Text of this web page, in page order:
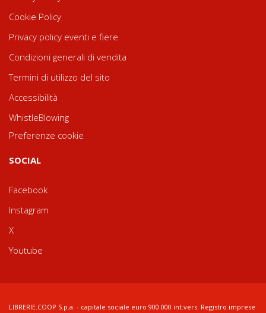
Cookie Policy
Privacy policy eventi e fiere
Condizioni generali di vendita
Termini di utilizzo del sito
Accessibilità
WhistleBlowing
Preferenze cookie
SOCIAL
Facebook
Instagram
X
Youtube
LIBRERIE.COOP S.p.a. - capitale sociale euro 900.000 int.vers. Registro imprese